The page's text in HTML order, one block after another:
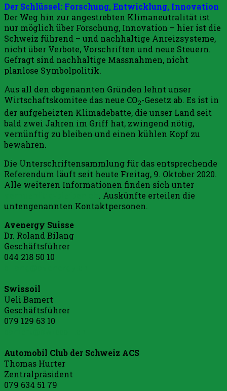
Der Schlüssel: Forschung, Entwicklung, Innovation
Der Weg hin zur angestrebten Klimaneutralität ist
nur möglich über Forschung, Innovation – hier ist die
Schweiz führend – und nachhaltige Anreizsysteme,
nicht über Verbote, Vorschriften und neue Steuern.
Gefragt sind nachhaltige Massnahmen, nicht
planlose Symbolpolitik.
Aus all den obgenannten Gründen lehnt unser
Wirtschaftskomitee das neue CO2-Gesetz ab. Es ist in
der aufgeheizten Klimadebatte, die unser Land seit
bald zwei Jahren im Griff hat, zwingend nötig,
vernünftig zu bleiben und einen kühlen Kopf zu
bewahren.
Die Unterschriftensammlung für das entsprechende
Referendum läuft seit heute Freitag, 9. Oktober 2020.
Alle weiteren Informationen finden sich unter
. Auskünfte erteilen die
untengenannten Kontaktpersonen.
Avenergy Suisse
Dr. Roland Bilang
Geschäftsführer
044 218 50 10
Swissoil
Ueli Bamert
Geschäftsführer
079 129 63 10
Automobil Club der Schweiz ACS
Thomas Hurter
Zentralpräsident
079 634 51 79